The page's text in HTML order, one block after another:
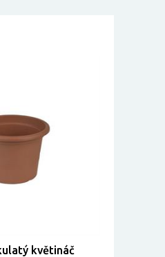
květináč